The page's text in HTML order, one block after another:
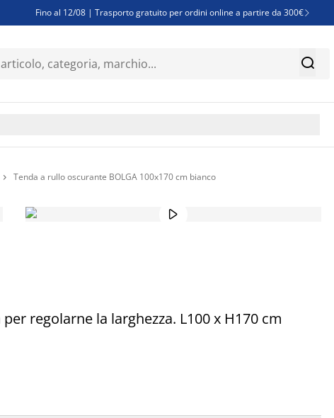
Fino al 12/08 | Trasporto gratuito per ordini online a partire da 300€ 
Finanziamenti - Scegli il piano di rimborso più adatto a te 
 Tenda a rullo oscurante BOLGA 100x170 cm bianco

regolarne la larghezza. L100 x H170 cm